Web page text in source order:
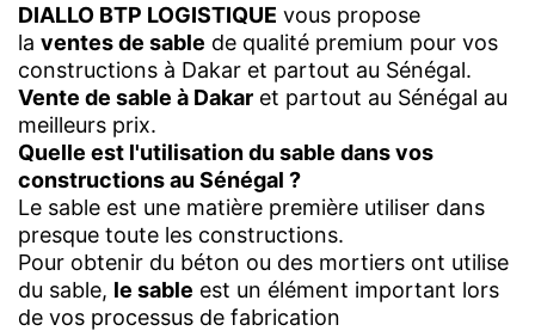
DIALLO BTP LOGISTIQUE vous propose
la ventes de sable de qualité premium pour vos
constructions à Dakar et partout au Sénégal.
Vente de sable à Dakar et partout au Sénégal au
meilleurs prix.
Quelle est l'utilisation du sable dans vos
constructions au Sénégal ?
Le sable est une matière première utiliser dans
presque toute les constructions.
Pour obtenir du béton ou des mortiers ont utilise
du sable, le sable est un élément important lors
de vos processus de fabrication